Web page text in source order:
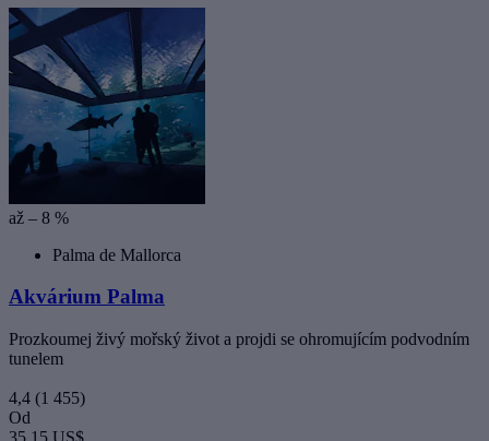
až – 8 %
Palma de Mallorca
Akvárium Palma
Prozkoumej živý mořský život a projdi se ohromujícím podvodním
tunelem
4,4 (1 455)
Od
35,15 US$